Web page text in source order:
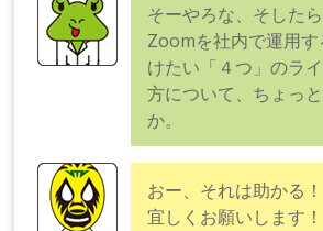
そーやろな、そした
Zoomを社内で運用
けたい「４つ」のラ
方について、ちょっ
か。
おー、それは助かる
宜しくお願いします！